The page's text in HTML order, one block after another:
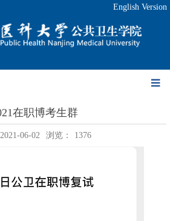
English Version
在职博考生群
06-02 浏览： 1376